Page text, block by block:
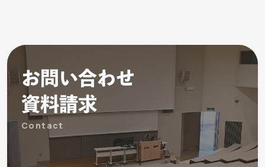
お問い合わせ
資料請求
Contact